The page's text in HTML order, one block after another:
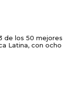
de los 50 mejores
Latina, con ocho